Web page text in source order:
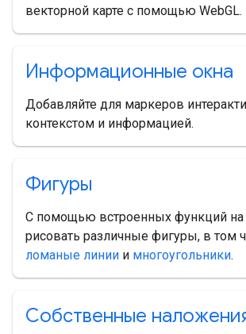
векторной карте с помощью WebGL.
Информационные окна
Добавляйте для маркеров
контекстом и информацией.
Фигуры
С помощью встроенных функций на
рисовать различные фигуры, в том
ломаные линии и многоугольники.
Собственные